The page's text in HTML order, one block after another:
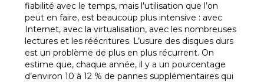
fiabilité avec le temps, mais l’utilisation que l’on
peut en faire, est beaucoup plus intensive : avec
Internet, avec la virtualisation, avec les nombreuses
lectures et les réécritures. L’usure des disques durs
est un problème de plus en plus récurrent. On
estime que, chaque année, il y a un pourcentage
d’environ 10 à 12 % de pannes supplémentaires qui